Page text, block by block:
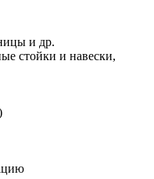
и др.
стойки и навески,